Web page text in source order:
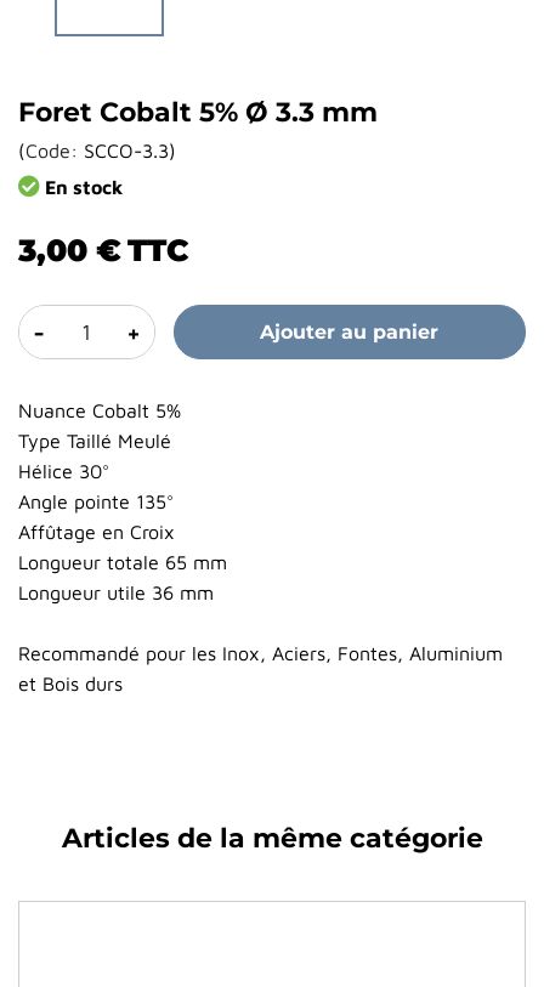
Foret Cobalt 5% Ø 3.3 mm
(Code: SCCO-3.3)
En stock
3,00 €TTC
- + Ajouter au panier
Nuance Cobalt 5%
Type Taillé Meulé
Hélice 30°
Angle pointe 135°
Affûtage en Croix
Longueur totale 65 mm
Longueur utile 36 mm
Recommandé pour les Inox, Aciers, Fontes, Aluminium
et Bois durs
Articles de la même catégorie